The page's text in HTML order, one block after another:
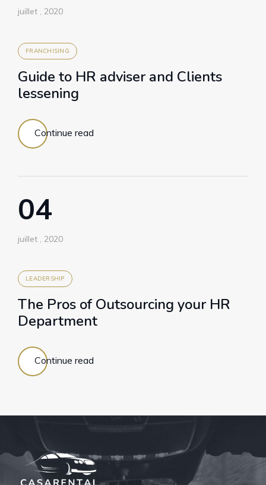
juillet , 2020
FRANCHISING
Guide to HR adviser and Clients
lessening
Continue read
04
juillet , 2020
LEADERSHIP
The Pros of Outsourcing your HR
Department
Continue read